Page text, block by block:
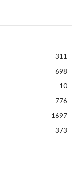
311
698
10
776
1697
373